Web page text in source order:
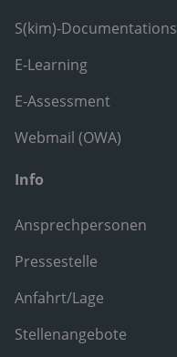
S(kim)-Documentations
E-Learning
E-Assessment
Webmail (OWA)
Info
Ansprechpersonen
Pressestelle
Anfahrt/Lage
Stellenangebote